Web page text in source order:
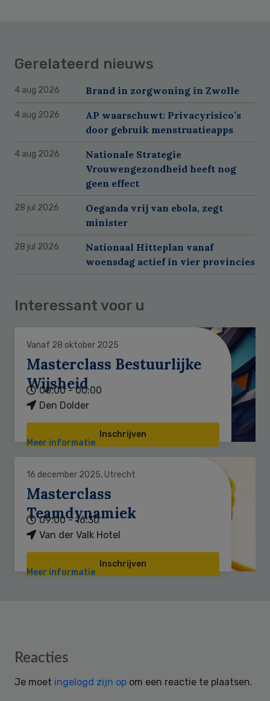
Gerelateerd nieuws
4 aug 2026 Brand in zorgwoning in Zwolle
4 aug 2026
AP waarschuwt: Privacyrisico’s
door gebruik menstruatieapps
4 aug 2026
Nationale Strategie
Vrouwengezondheid heeft nog
geen effect
28 jul 2026
Oeganda vrij van ebola, zegt
minister
28 jul 2026
Nationaal Hitteplan vanaf
woensdag actief in vier provincies
Interessant voor u
Vanaf 28 oktober 2025
Masterclass Bestuurlijke
Wijsheid
00:00 - 00:00
Den Dolder
Inschrijven
Meer informatie
16 december 2025, Utrecht
Masterclass
Teamdynamiek
09:00 - 16:30
Van der Valk Hotel
Inschrijven
Meer informatie
Reader
Reacties
Je moet ingelogd zijn op om een reactie te plaatsen.